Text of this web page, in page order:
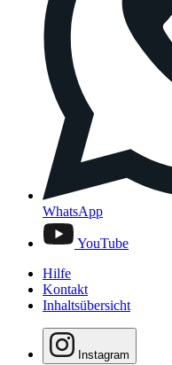
WhatsApp
YouTube
Hilfe
Kontakt
Inhaltsübersicht
Instagram